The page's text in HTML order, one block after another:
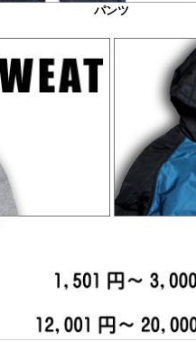
パンツ